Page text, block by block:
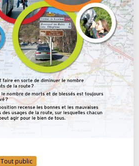
Tout public